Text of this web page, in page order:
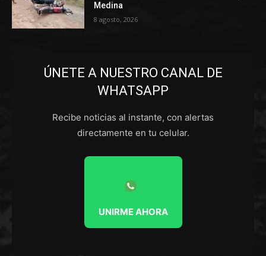
Medina
8 agosto, 2026
ÚNETE A NUESTRO CANAL DE
WHATSAPP
Recibe noticias al instante, con alertas
directamente en tu celular.
UNIRME AHORA